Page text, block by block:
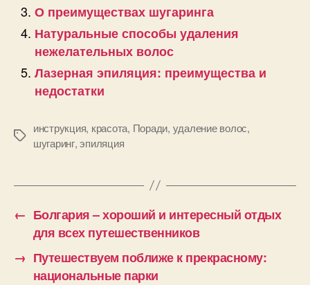
О преимуществах шугаринга
Натуральные способы удаления
нежелательных волос
Лазерная эпиляция: преимущества и
недостатки
Позначки
инструкция, красота, Поради, удаление волос,
шугаринг,эпиляция
← Болгария – хороший и интересный отдых
для всех путешественников
→ Путешествуем поближе к прекрасному:
национальные парки